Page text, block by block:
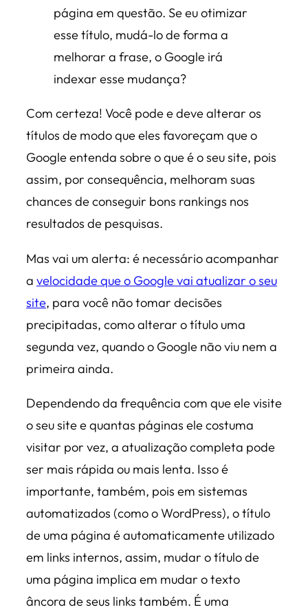
página em questão. Se eu otimizar
esse título, mudá-lo de forma a
melhorar a frase, o Google irá
indexar esse mudança?
Com certeza! Você pode e deve alterar os
títulos de modo que eles favoreçam que o
Google entenda sobre o que é o seu site, pois
assim, por consequência, melhoram suas
chances de conseguir bons rankings nos
resultados de pesquisas.
Mas vai um alerta: é necessário acompanhar
a velocidade que o Google vai atualizar o seu
site, para você não tomar decisões
precipitadas, como alterar o título uma
segunda vez, quando o Google não viu nem a
primeira ainda.
Dependendo da frequência com que ele visite
o seu site e quantas páginas ele costuma
visitar por vez, a atualização completa pode
ser mais rápida ou mais lenta. Isso é
importante, também, pois em sistemas
automatizados (como o WordPress), o título
de uma página é automaticamente utilizado
em links internos, assim, mudar o título de
uma página implica em mudar o texto
âncora de seus links também. É uma